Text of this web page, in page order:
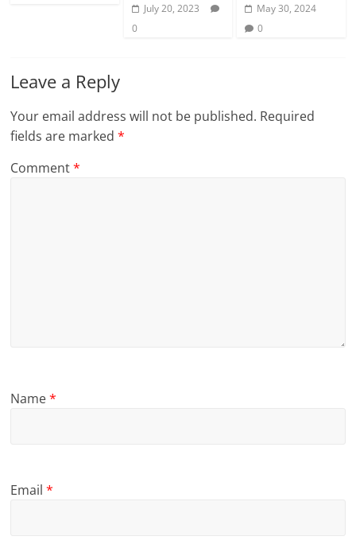
July 20, 2023
0
May 30, 2024
0
Leave a Reply
Your email address will not be published. Required
fields are marked*
Comment*
Name*
Email*